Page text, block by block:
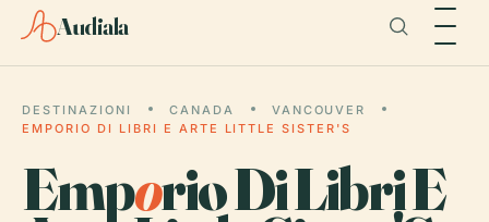
Audiala
DESTINAZIONI CANADA
VANCOUVER
EMPORIO DI LIBRI E ARTE LITTLE SISTER'S
Emporio Di Libri E